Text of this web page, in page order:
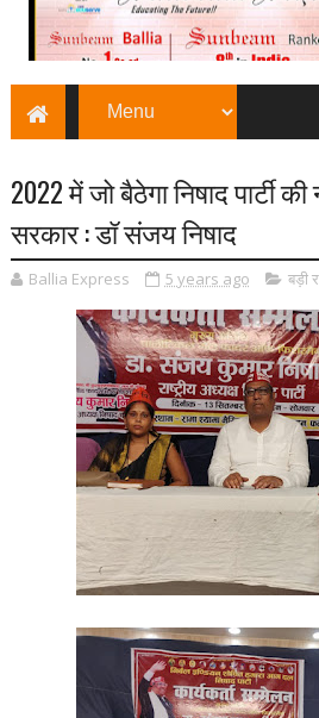
2022 में जो बैठेगा निषाद पार्टी
सरकार : डॉ संजय निषाद
Ballia Express 5 years ago बड़ी